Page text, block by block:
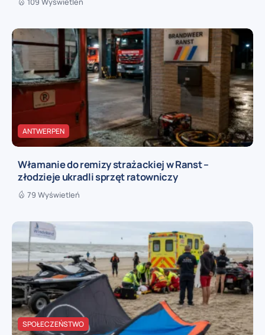
ANTWERPEN
Włamanie do remizy strażackiej w Ranst –
złodzieje ukradli sprzęt ratowniczy
79 Wyświetleń
SPOŁECZEŃSTWO